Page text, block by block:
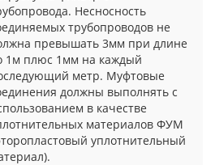
Несносность
трубопроводов не
превышать 3мм при длине
1м плюс 1мм на каждый
метр. Муфтовые
должны выполнять с
в качестве
материалов ФУМ
уплотнительный